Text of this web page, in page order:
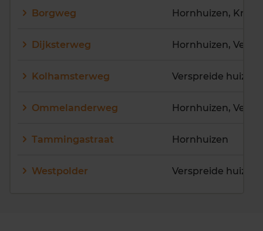
Q
R U
V
Borgweg Hornhuizen,
Dijksterweg
Kolhamsterweg
Ommelanderweg
Tammingastraat Hornhuizen
Westpolder